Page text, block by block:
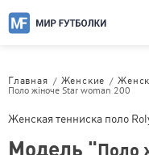
Главная / Женские /
Поло жіноче Star woman 200
Женская тенниска поло
Модель "Поло